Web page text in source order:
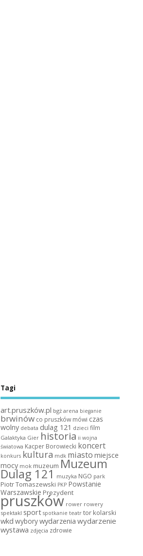
Tagi
art.pruszków.pl bgż arena bieganie
brwinów co pruszków mówi czas
wolny debata dulag 121 dzieci film
Galaktyka Gier historia ii wojna
światowa Kacper Borowiecki koncert
konkurs kultura mdk miasto miejsce
mocy mok muzeum Muzeum
Dulag 121 muzyka NGO park
Piotr Tomaszewski PKP Powstanie
Warszawskie Prezydent
pruszków rower rowery
spektakl sport spotkanie teatr tor kolarski
wkd wyborywydarzenia wydarzenie
wystawa zdjęcia zdrowie